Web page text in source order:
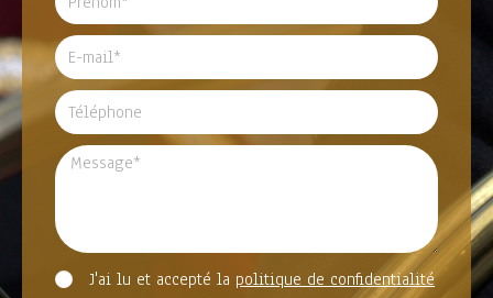
J'ai lu et accepté la politique de confidentialité